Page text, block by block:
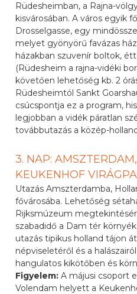
Rüdesheimban, a Rajna-
kisvárosában. A város egyik
Drosselgasse, egy
melyet gyönyörű favázas
házakban szuvenír boltok,
(Rüdesheim a rajna-vidéki
követően lehetőség kb. 2
Rüdesheimtól Sankt
csúcspontja ez a program,
legjobban a vidék páratlan
továbbutazás a közép-
3. NAP:
KEUKENHOF
Utazás Amszterdamba,
fővárosába. Lehetőség
Rijksmúzeum
szabadidő a Dam tér
utazás tipikus holland tájon
népviseletéről és a
hangulatos kikötőben és
Figyelem:A májusi csoport
Volendam helyett a